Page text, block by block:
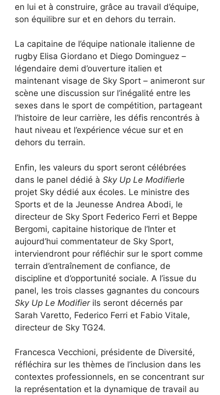
en lui et à construire, grâce au travail d’équipe,
son équilibre sur et en dehors du terrain.
La capitaine de l’équipe nationale italienne de
rugby Elisa Giordano et Diego Dominguez –
légendaire demi d’ouverture italien et
maintenant visage de Sky Sport – animeront sur
scène une discussion sur l’inégalité entre les
sexes dans le sport de compétition, partageant
l’histoire de leur carrière, les défis rencontrés à
haut niveau et l’expérience vécue sur et en
dehors du terrain.
Enfin, les valeurs du sport seront célébrées
dans le panel dédié à Sky Up Le Modifierle
projet Sky dédié aux écoles. Le ministre des
Sports et de la Jeunesse Andrea Abodi, le
directeur de Sky Sport Federico Ferri et Beppe
Bergomi, capitaine historique de l’Inter et
aujourd’hui commentateur de Sky Sport,
interviendront pour réfléchir sur le sport comme
terrain d’entraînement de confiance, de
discipline et d’opportunité sociale. A l’issue du
panel, les trois classes gagnantes du concours
Sky Up Le Modifier ils seront décernés par
Sarah Varetto, Federico Ferri et Fabio Vitale,
directeur de Sky TG24.
Francesca Vecchioni, présidente de Diversité,
réfléchira sur les thèmes de l’inclusion dans les
contextes professionnels, en se concentrant sur
la représentation et la dynamique de travail au